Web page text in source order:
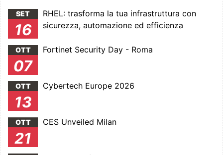
SET
16
RHEL: trasforma la tua infrastruttura con
sicurezza, automazione ed efficienza
OTT
07
Fortinet Security Day - Roma
OTT
13
Cybertech Europe 2026
OTT
21
CES Unveiled Milan